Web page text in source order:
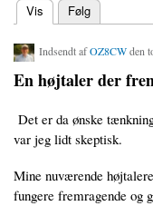
Primære faneblade
Vis
(aktiv fane) Følg
Indsendt afOZ8CWden
En højtaler der
Det er da ønske
var jeg lidt skeptisk.
Mine nuværende
fungere fremragende og